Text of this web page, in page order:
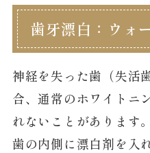
歯牙漂白：ウォ
神経を失った歯（失活
合、通常のホワイトニ
れないことがあります
歯の内側に漂白剤を入